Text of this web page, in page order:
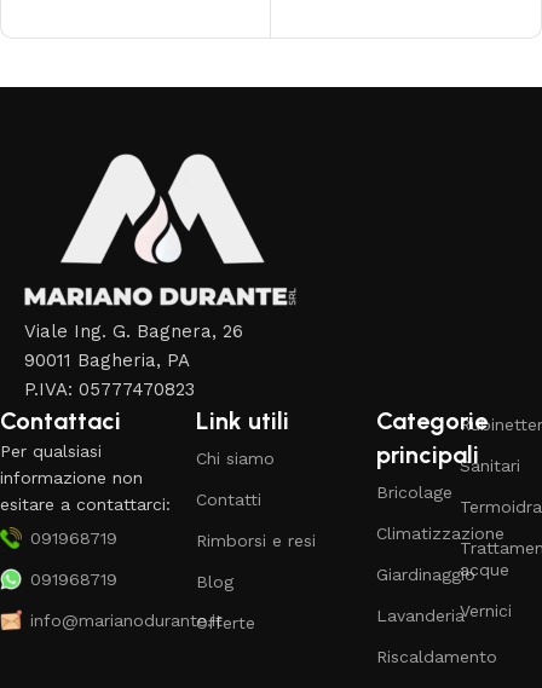
Viale Ing. G. Bagnera, 26
90011 Bagheria, PA
P.IVA: 05777470823
Contattaci
Per qualsiasi
informazione non
esitare a contattarci:
091968719
091968719
info@marianodurante.it
Link utili
Chi siamo
Contatti
Rimborsi e resi
Blog
Offerte
Categorie
principali
Bricolage
Climatizzazione
Giardinaggio
Lavanderia
Riscaldamento
Sanitari
acque
Vernici